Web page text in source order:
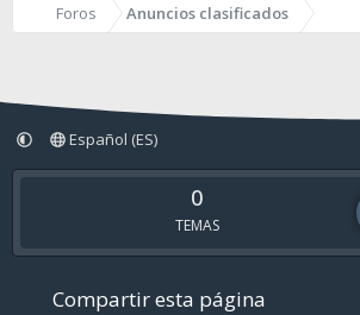
Foros Anuncios clasificados
Español (ES)
0
TEMAS
Compartir esta página